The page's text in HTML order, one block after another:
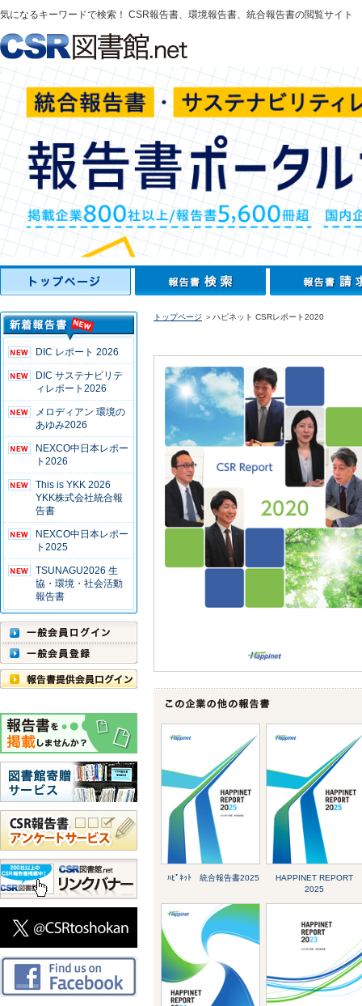
気になるキーワードで検索！ CSR報告書、環境報告書、統合報告書の閲覧サイト
DIC レポート 2026
DIC サステナビリテ
ィレポート2026
メロディアン 環境の
あゆみ2026
NEXCO中日本レポー
ト2026
This is YKK 2026
YKK株式会社統合報
告書
NEXCO中日本レポー
ト2025
TSUNAGU2026 生
協・環境・社会活動
報告書
トップページ ＞ハピネット CSRレポート2020
ﾊﾋﾟﾈｯﾄ 統合報告書2025
HAPPINET REPORT
2025